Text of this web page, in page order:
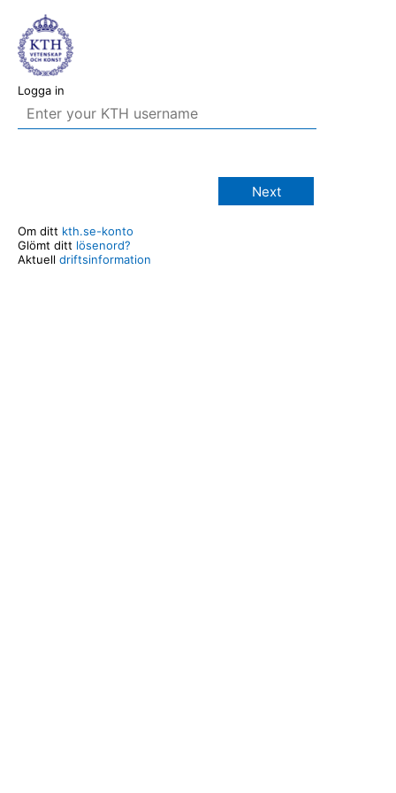
Logga in
Next
Om ditt kth.se-konto
Glömt ditt lösenord?
Aktuell driftsinformation